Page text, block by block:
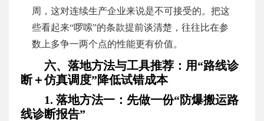
周，这对连续生产企业来说是不可接受的。把这
些看起来“啰嗦”的条款提前谈清楚，往往比在参
数上多争一两个点的性能更有价值。
六、落地方法与工具推荐：用“路线诊
断＋仿真调度”降低试错成本
1. 落地方法一：先做一份“防爆搬运路
线诊断报告”